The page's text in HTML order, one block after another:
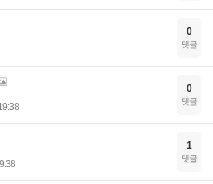
0
댓글
0
댓글
1
댓글